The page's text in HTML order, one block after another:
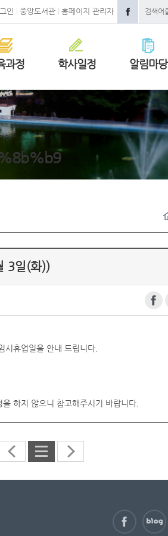
인 중앙도서관 홈페이지 관리자
과정 학사일정 알림마당
3일(화))
시휴업일을 안내 드립니다.
하지 않으니 참고해주시기 바랍니다.